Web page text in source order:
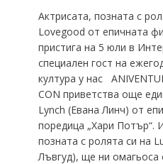
Актрисата, позната с
Lovegood от епичната
пристига на 5 юли в
специален гост на
култура у нас
CON приветства още
Lynch (Евана Линч) от
поредица „Хари Потър“.
позната с ролята си на
Лъвгуд), ще ни омагьоса